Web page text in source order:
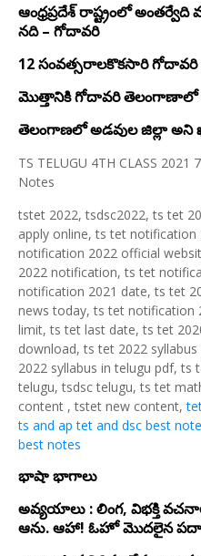
ఆంధ్రప్రదేశ్ రాష్ట్రంలో
నది – గోదావరి
12 సంవత్సరాలకొకసారి గోదావరి
మొత్తానికి గోదావరి తెలంగాణాలో
తెలంగాణలో అడవుల జిల్లా అని
TS TELUGU 4TH CLASS
Notes
tstet 2022, tsdsc2022, ts tet
apply online, ts tet
notification 2022 official
2022 notification, ts tet
notification 2021 date, ts tet
news today, ts tet notification
limit, ts tet last date, ts tet
download, ts tet 2022
2022 syllabus in telugu pdf, ts
telugu, tsdsc telugu, ts tet
content , tstet new content,
ts and ap tet and dsc best
best notes
భాషా భాగాలు
అవ్యయాలు : లింగ, విభక్తి
ఆను. ఆహా! ఓహో మొదలైన